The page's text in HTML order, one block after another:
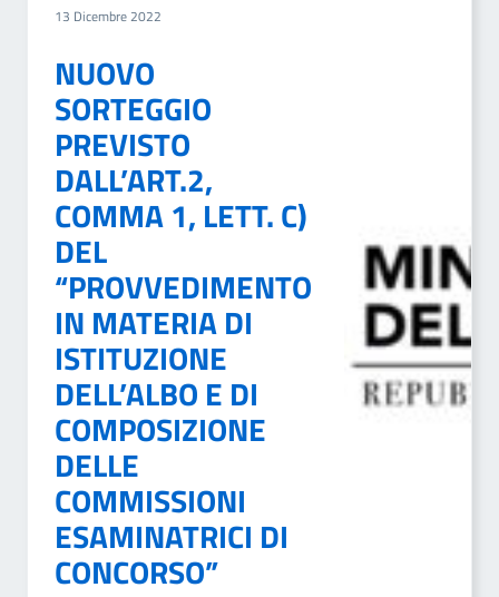
13 Dicembre 2022
NUOVO
SORTEGGIO
PREVISTO
DALL’ART.2,
COMMA 1, LETT. C)
DEL
“PROVVEDIMENTO
IN MATERIA DI
ISTITUZIONE
DELL’ALBO E DI
COMPOSIZIONE
DELLE
COMMISSIONI
ESAMINATRICI DI
CONCORSO”